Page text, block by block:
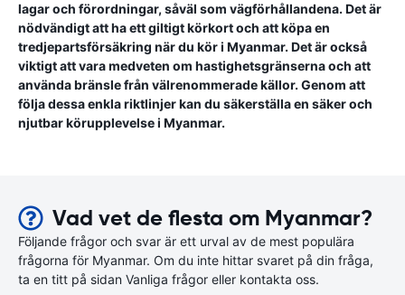
lagar och förordningar, såväl som vägförhållandena. Det är
nödvändigt att ha ett giltigt körkort och att köpa en
tredjepartsförsäkring när du kör i Myanmar. Det är också
viktigt att vara medveten om hastighetsgränserna och att
använda bränsle från välrenommerade källor. Genom att
följa dessa enkla riktlinjer kan du säkerställa en säker och
njutbar körupplevelse i Myanmar.
Vad vet de flesta om Myanmar?
Följande frågor och svar är ett urval av de mest populära
frågorna för Myanmar. Om du inte hittar svaret på din fråga,
ta en titt på sidan Vanliga frågor eller kontakta oss.